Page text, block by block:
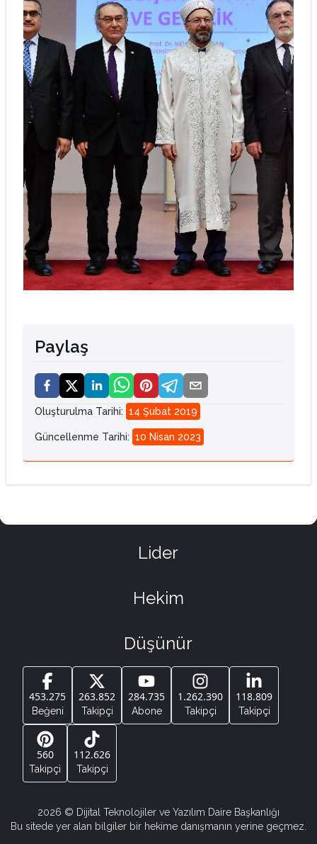
Paylaş
Oluşturulma Tarihi: 14 Şubat 2019
Güncellenme Tarihi: 10 Nisan 2023
Lider
Hekim
Düşünür
453.275
Beğeni
263.852
Takipçi
284.735
Abone
1.262.390
Takipçi
118.809
Takipçi
560
Takipçi
112.626
Takipçi
2026 © Dijital Teknolojiler ve Yazılım Daire Başkanlığı
Bu sitede yer alan bilgiler bir hekime danışmanın yerine geçmez.